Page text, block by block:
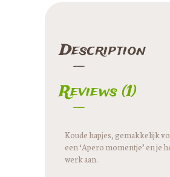
Description
Reviews (1)
Koude hapjes, gemakkelijk
een ‘Apero momentje’ en je
werk aan.